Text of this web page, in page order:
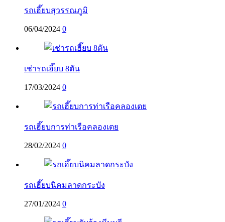
รถเฮี๊ยบสุวรรณภูมิ
06/04/2024 0
เช่ารถเฮี๊ยบ 8ตัน
17/03/2024 0
รถเฮี๊ยบการท่าเรือคลองเตย
28/02/2024 0
รถเฮี๊ยบนิคมลาดกระบัง
27/01/2024 0